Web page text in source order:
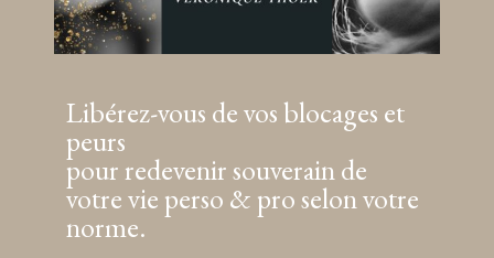
Libérez-vous de vos blocages et
peurs
pour redevenir souverain de
votre vie perso & pro selon votre
norme.